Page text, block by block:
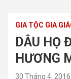
GIA TỘC GIA
DÂU HỌ
HƯƠNG
30 Tháng 4, 2016